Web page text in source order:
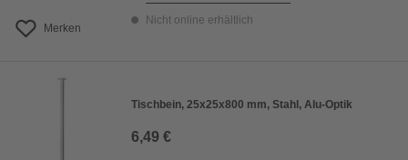
Merken
Nicht online erhältlich
Tischbein, 25x25x800 mm, Stahl, Alu-Optik
6,49 €